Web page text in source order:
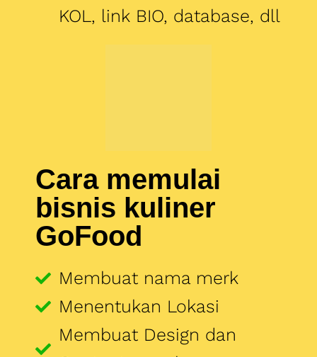
Menentukan Lokasi
Membuat Design dan
Content yang bagus
order, SOP Produksi,
sistem bayar)
Strategi Komunikasi untuk